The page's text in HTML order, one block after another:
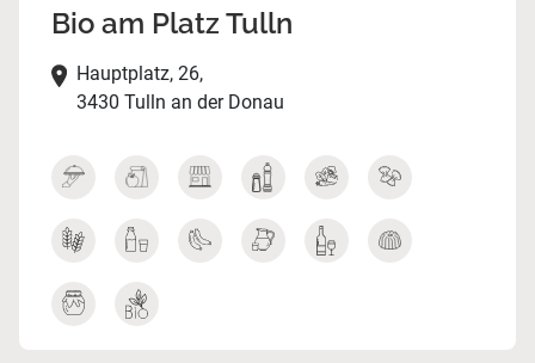
Bio am Platz Tulln
Hauptplatz, 26,
3430 Tulln an der Donau